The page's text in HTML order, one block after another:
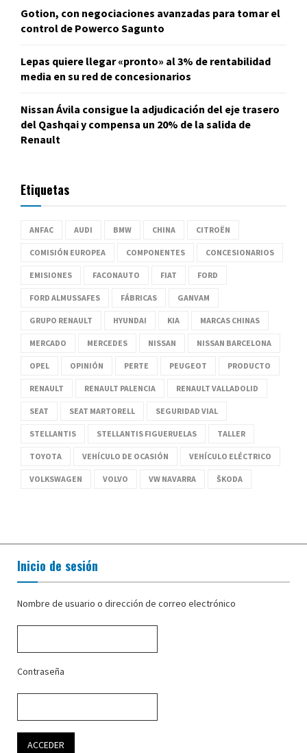
Gotion, con negociaciones avanzadas para tomar el
control de Powerco Sagunto
Lepas quiere llegar «pronto» al 3% de rentabilidad
media en su red de concesionarios
Nissan Ávila consigue la adjudicación del eje trasero
del Qashqai y compensa un 20% de la salida de
Renault
Etiquetas
ANFAC AUDI BMW CHINA CITROËN
COMISIÓN EUROPEA COMPONENTES CONCESIONARIOS
EMISIONES FACONAUTO FIAT FORD
FORD ALMUSSAFES FÁBRICAS GANVAM
GRUPO RENAULT HYUNDAI KIA MARCAS CHINAS
MERCADO MERCEDES NISSAN NISSAN BARCELONA
OPEL OPINIÓN PERTE PEUGEOT PRODUCTO
RENAULT RENAULT PALENCIA RENAULT VALLADOLID
SEAT SEAT MARTORELL SEGURIDAD VIAL
STELLANTIS STELLANTIS FIGUERUELAS TALLER
TOYOTA VEHÍCULO DE OCASIÓN VEHÍCULO ELÉCTRICO
VOLKSWAGEN VOLVO VW NAVARRA ŠKODA
Inicio de sesión
Nombre de usuario o dirección de correo electrónico
Contraseña